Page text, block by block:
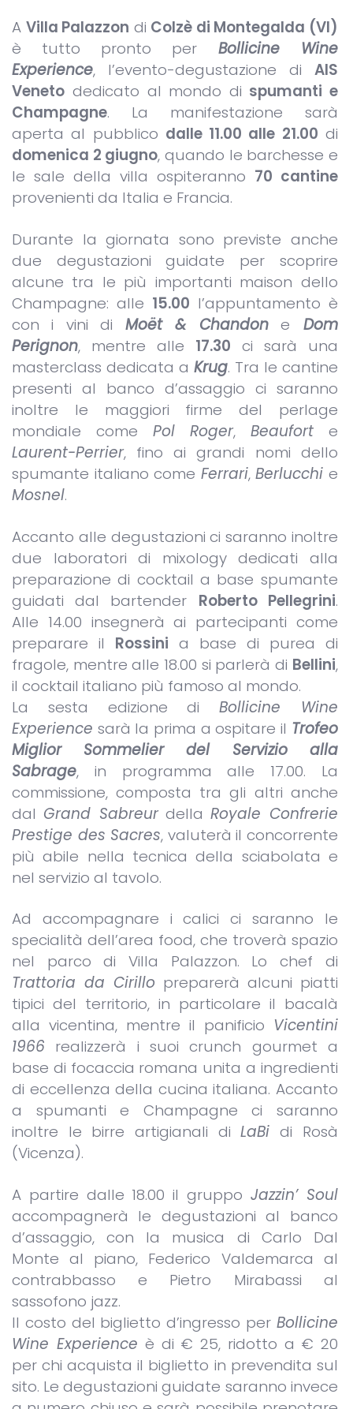
A Villa Palazzon di Colzè di Montegalda (VI)
è tutto pronto per Bollicine Wine
Experience, l’evento-degustazione di AIS
Veneto dedicato al mondo di spumanti e
Champagne. La manifestazione sarà
aperta al pubblico dalle 11.00 alle 21.00 di
domenica 2 giugno, quando le barchesse e
le sale della villa ospiteranno 70 cantine
provenienti da Italia e Francia.
Durante la giornata sono previste anche
due degustazioni guidate per scoprire
alcune tra le più importanti maison dello
Champagne: alle 15.00 l’appuntamento è
con i vini di Moët & Chandone Dom
Perignon, mentre alle 17.30 ci sarà una
masterclass dedicata a Krug. Tra le cantine
presenti al banco d’assaggio ci saranno
inoltre le maggiori firme del perlage
mondiale come Pol Roger,Beaufort e
Laurent-Perrier, fino ai grandi nomi dello
spumante italiano come Ferrari,Berlucchi e
Mosnel.
Accanto alle degustazioni ci saranno inoltre
due laboratori di mixology dedicati alla
preparazione di cocktail a base spumante
guidati dal bartender Roberto Pellegrini.
Alle 14.00 insegnerà ai partecipanti come
preparare il Rossini a base di purea di
fragole, mentre alle 18.00 si parlerà di Bellini,
il cocktail italiano più famoso al mondo.
La sesta edizione diBollicine Wine
Experience sarà la prima a ospitare il Trofeo
Miglior Sommelier del Servizio alla
Sabrage, in programma alle 17.00. La
commissione, composta tra gli altri anche
dal Grand SabreurdellaRoyale Confrerie
Prestige des Sacres, valuterà il concorrente
più abile nella tecnica della sciabolata e
nel servizio al tavolo.
Ad accompagnare i calici ci saranno le
specialità dell’area food, che troverà spazio
nel parco di Villa Palazzon. Lo chef di
Trattoria da Cirillo preparerà alcuni piatti
tipici del territorio, in particolare il bacalà
alla vicentina, mentre il panificio Vicentini
1966 realizzerà i suoi crunch gourmet a
base di focaccia romana unita a ingredienti
di eccellenza della cucina italiana. Accanto
a spumanti e Champagne ci saranno
inoltre le birre artigianali diLaBi di Rosà
(Vicenza).
A partire dalle 18.00 il gruppo Jazzin’ Soul
accompagnerà le degustazioni al banco
d’assaggio, con la musica di Carlo Dal
Monte al piano, Federico Valdemarca al
contrabbasso e Pietro Mirabassi al
sassofono jazz.
Il costo del biglietto d’ingresso per Bollicine
Wine Experience è di € 25, ridotto a € 20
per chi acquista il biglietto in prevendita sul
sito. Le degustazioni guidate saranno invece